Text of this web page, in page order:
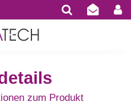
zum Produkt